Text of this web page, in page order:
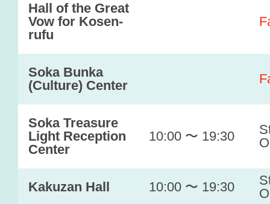
Hall of the Great
Vow for Kosen-
rufu
Soka Bunka
(Culture) Center
Soka Treasure
Light Reception
Center
10:00 〜 19:30
Kakuzan Hall 10:00 〜 19:30